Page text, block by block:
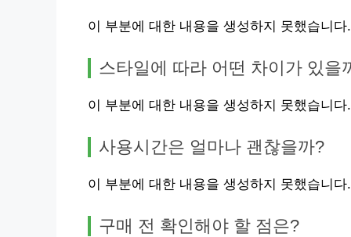
이 부분에 대한 내용을 생성하지 못했습니다.
스타일에 따라 어떤 차이가 있을
이 부분에 대한 내용을 생성하지 못했습니다.
사용시간은 얼마나 괜찮을까?
이 부분에 대한 내용을 생성하지 못했습니다.
구매 전 확인해야 할 점은?